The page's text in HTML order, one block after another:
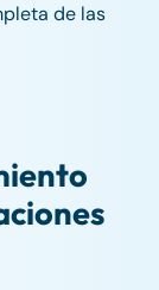
de las